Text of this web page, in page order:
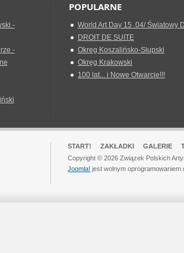
-
-
POPULARNE
World Art Day 15 .04/ Światowy
DROIT DE SUITE
Okreg Koszalińsko-Słupski
Okręg Krakowski
100 lat... i Nowe Otwarcie!!!
START! ZAKŁADKI GALERIE
Copyright © 2026 Związek Polskich
Joomla! jest wolnym